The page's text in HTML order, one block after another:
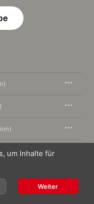
license to Universal
of Universal
um Inhalte für
Weiter